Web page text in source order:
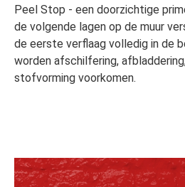
Peel Stop - een doorzichtige
de volgende lagen op de muur
de eerste verflaag volledig in de
worden afschilfering,
stofvorming voorkomen.